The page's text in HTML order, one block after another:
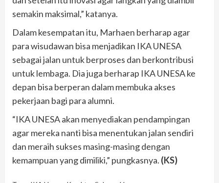
semakin maksimal,” katanya.
Dalam kesempatan itu, Marhaen berharap agar
para wisudawan bisa menjadikan IKA UNESA
sebagai jalan untuk berproses dan berkontribusi
untuk lembaga. Dia juga berharap IKA UNESA ke
depan bisa berperan dalam membuka akses
pekerjaan bagi para alumni.
“IKA UNESA akan menyediakan pendampingan
agar mereka nanti bisa menentukan jalan sendiri
dan meraih sukses masing-masing dengan
kemampuan yang dimiliki,” pungkasnya. (KS)